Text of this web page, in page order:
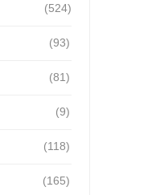
(524)
(93)
(81)
(9)
(118)
(165)